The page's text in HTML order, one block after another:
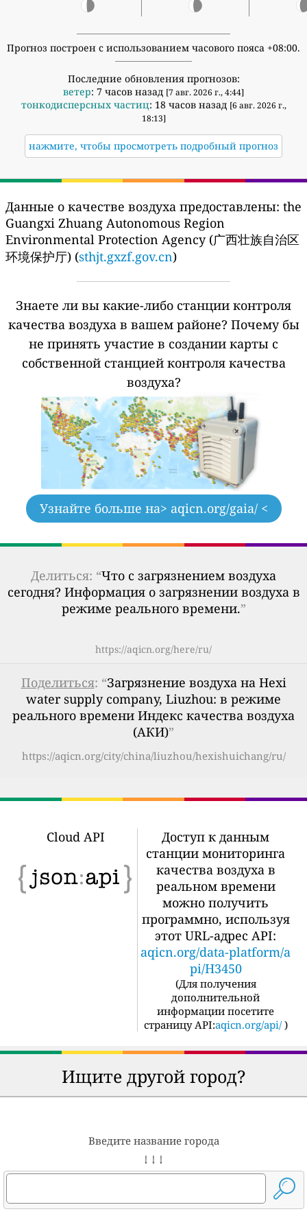
Прогноз построен с использованием часового пояса +08:00.
Последние обновления прогнозов:
ветер: 7 часов назад [7 авг. 2026 г., 4:44]
тонкодисперсных частиц: 18 часов назад [6 авг. 2026 г.,
18:13]
нажмите, чтобы просмотреть подробный прогноз
Данные о качестве воздуха предоставлены: the
Guangxi Zhuang Autonomous Region
Environmental Protection Agency (广西壮族自治区
环境保护厅) (sthjt.gxzf.gov.cn)
Знаете ли вы какие-либо станции контроля
качества воздуха в вашем районе? Почему бы
не принять участие в создании карты с
собственной станцией контроля качества
воздуха?
Узнайте больше на> aqicn.org/gaia/ <
Делиться: “Что с загрязнением воздуха
сегодня? Информация о загрязнении воздуха в
режиме реального времени.”
https://aqicn.org/here/ru/
Поделиться: “Загрязнение воздуха на Hexi
water supply company, Liuzhou: в режиме
реального времени Индекс качества воздуха
(АКИ)”
https://aqicn.org/city/china/liuzhou/hexishuichang/ru/
Cloud API
Доступ к данным
станции мониторинга
качества воздуха в
реальном времени
можно получить
программно, используя
этот URL-адрес API:
aqicn.org/data-platform/a
pi/H3450
(Для получения
дополнительной
информации посетите
страницу API:aqicn.org/api/ )
Ищите другой город?
Введите название города
↓ ↓ ↓